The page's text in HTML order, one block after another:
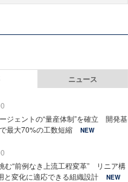
ニュース
ジェントの“量産体制”を確立 開発基
最大70%の工数短縮
NEW
む“前例なき上流工程変革” リニア構
と変化に適応できる組織設計
NEW